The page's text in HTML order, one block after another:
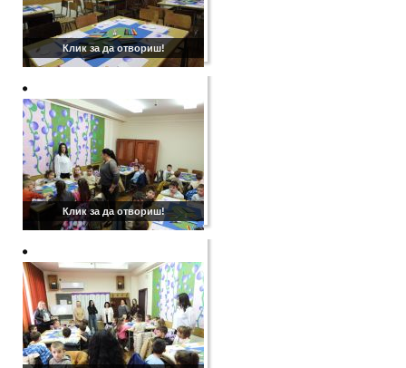
Клик за да отвориш!
Клик за да отвориш!